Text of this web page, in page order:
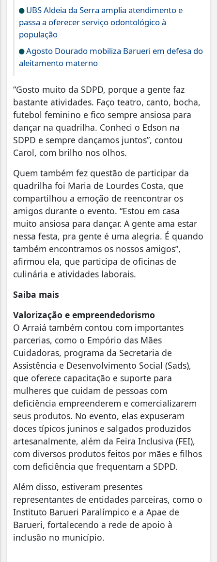
UBS Aldeia da Serra amplia atendimento e
passa a oferecer serviço odontológico à
população
Agosto Dourado mobiliza Barueri em defesa do
aleitamento materno
“Gosto muito da SDPD, porque a gente faz
bastante atividades. Faço teatro, canto, bocha,
futebol feminino e fico sempre ansiosa para
dançar na quadrilha. Conheci o Edson na
SDPD e sempre dançamos juntos”, contou
Carol, com brilho nos olhos.
Quem também fez questão de participar da
quadrilha foi Maria de Lourdes Costa, que
compartilhou a emoção de reencontrar os
amigos durante o evento. “Estou em casa
muito ansiosa para dançar. A gente ama estar
nessa festa, pra gente é uma alegria. É quando
também encontramos os nossos amigos”,
afirmou ela, que participa de oficinas de
culinária e atividades laborais.
Saiba mais
Valorização e empreendedorismo
O Arraiá também contou com importantes
parcerias, como o Empório das Mães
Cuidadoras, programa da Secretaria de
Assistência e Desenvolvimento Social (Sads),
que oferece capacitação e suporte para
mulheres que cuidam de pessoas com
deficiência empreenderem e comercializarem
seus produtos. No evento, elas expuseram
doces típicos juninos e salgados produzidos
artesanalmente, além da Feira Inclusiva (FEI),
com diversos produtos feitos por mães e filhos
com deficiência que frequentam a SDPD.
Além disso, estiveram presentes
representantes de entidades parceiras, como o
Instituto Barueri Paralímpico e a Apae de
Barueri, fortalecendo a rede de apoio à
inclusão no município.